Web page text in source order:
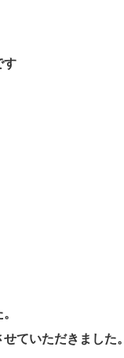
す
ていただきました。